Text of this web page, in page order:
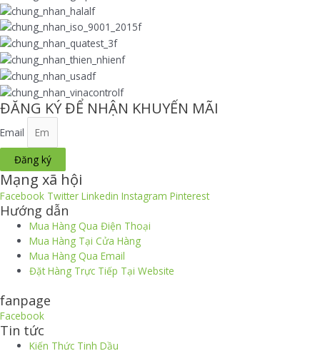
ĐĂNG KÝ ĐỂ NHẬN KHUYẾN MÃI
Email
Đăng ký
Mạng xã hội
Facebook Twitter Linkedin Instagram Pinterest
Hướng dẫn
Mua Hàng Qua Điện Thoại
Mua Hàng Tại Cửa Hàng
Mua Hàng Qua Email
Đặt Hàng Trực Tiếp Tại Website
fanpage
Facebook
Tin tức
Kiến Thức Tinh Dầu